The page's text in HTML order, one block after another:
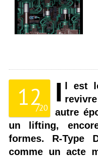
12
/20
I
l est
autre
un lifting,
formes. R-Type
comme un acte